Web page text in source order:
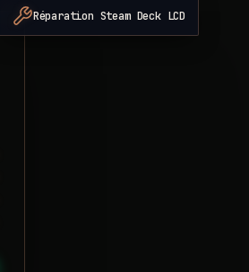
Réparation Steam Deck LCD